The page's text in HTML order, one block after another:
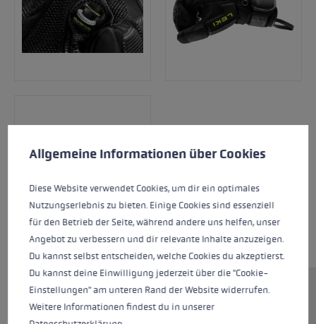
Vous souhaitez faire de la compétition et vous
avez besoin de moufles qui supportent tous vos
This website uses cookies to give you the best possible experience.
Allgemeine Informationen über Cookies
Diese Website verwendet Cookies, um dir ein optimales
Nutzungserlebnis zu bieten. Einige Cookies sind essenziell
für den Betrieb der Seite, während andere uns helfen, unser
Angebot zu verbessern und dir relevante Inhalte anzuzeigen.
Du kannst selbst entscheiden, welche Cookies du akzeptierst.
Du kannst deine Einwilligung jederzeit über die "Cookie-
Einstellungen" am unteren Rand der Website widerrufen.
Weitere Informationen findest du in unserer